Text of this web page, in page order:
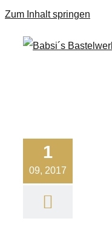
Zum Inhalt springen
1
09, 2017